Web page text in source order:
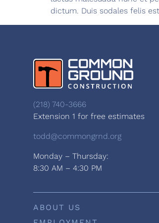
dictum. Duis sodales felis
(218) 740-3666
Extension 1 for free estimates
todd@commongrnd.org
Monday – Thursday:
8:30 AM – 4:30 PM
ABOUT US